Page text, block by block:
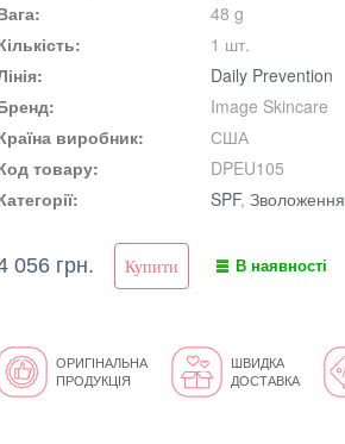
48 g
1 шт.
Daily Prevention
Image Skincare
виробник:
США
товару:
DPEU105
SPF, Зволоження
056 грн. В наявності
ОРИГІНАЛЬНА
ПРОДУКЦІЯ
ШВИДКА
ДОСТАВКА